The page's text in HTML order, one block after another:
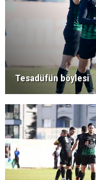
Tesadüfün böylesi